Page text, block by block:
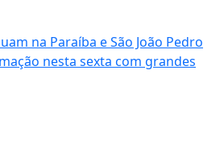
na Paraíba e São João Pedro
nesta sexta com grandes